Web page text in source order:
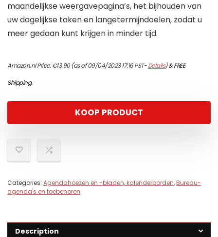
maandelijkse weergavepagina’s, het bijhouden van
uw dagelijkse taken en langetermijndoelen, zodat u
meer gedaan kunt krijgen in minder tijd.
Amazon.nl Price:€13.90(as of 09/04/2023 17:16 PST-Details)&FREE
Shipping.
KOOP PRODUCT
Categories: Agendahoezen en -bladen, kalenderborden,Bureau-
agenda's en toebehoren
Description